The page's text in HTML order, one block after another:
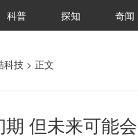
科普 探知 奇闻
科技 > 正文
但未来可能